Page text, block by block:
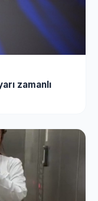
zamanlı